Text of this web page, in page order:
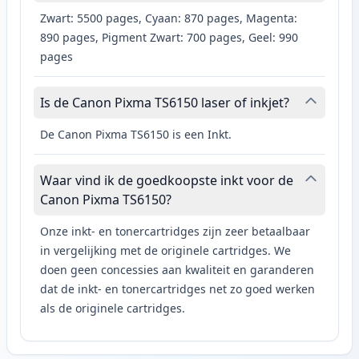
Zwart: 5500 pages, Cyaan: 870 pages, Magenta:
890 pages, Pigment Zwart: 700 pages, Geel: 990
pages
Is de Canon Pixma TS6150 laser of inkjet?
De Canon Pixma TS6150 is een Inkt.
Waar vind ik de goedkoopste inkt voor de
Canon Pixma TS6150?
Onze inkt- en tonercartridges zijn zeer betaalbaar
in vergelijking met de originele cartridges. We
doen geen concessies aan kwaliteit en garanderen
dat de inkt- en tonercartridges net zo goed werken
als de originele cartridges.